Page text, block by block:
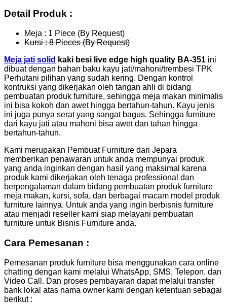
Detail Produk :
Meja : 1 Piece (By Request)
Kursi : 8 Pieces (By Request)
Meja jati solid kaki besi live edge high quality BA-351 ini
dibuat dengan bahan baku kayu jati/mahoni/trembesi TPK
Perhutani pilihan yang sudah kering. Dengan kontrol
kontruksi yang dikerjakan oleh tangan ahli di bidang
pembuatan produk furniture, sehingga meja makan minimalis
ini bisa kokoh dan awet hingga bertahun-tahun. Kayu jenis
ini juga punya serat yang sangat bagus. Sehingga furniture
dari kayu jati atau mahoni bisa awet dan tahan hingga
bertahun-tahun.
Kami merupakan Pembuat Furniture dari Jepara
memberikan penawaran untuk anda mempunyai produk
yang anda inginkan dengan hasil yang maksimal karena
produk kami dikerjakan oleh tenaga professional dan
berpengalaman dalam bidang pembuatan produk furniture
meja makan, kursi, sofa, dan berbagai macam model produk
furniture lainnya. Untuk anda yang ingin berbisnis furniture
atau menjadi reseller kami siap melayani pembuatan
furniture untuk Bisnis Furniture anda.
Cara Pemesanan :
Pemesanan produk furniture bisa menggunakan cara online
chatting dengan kami melalui WhatsApp, SMS, Telepon, dan
Video Call. Dan proses pembayaran dapat melalui transfer
bank lokal atas nama owner kami dengan ketentuan sebagai
berikut :